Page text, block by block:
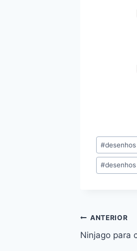
Tags
do
Post:
#desenhos
#
de
ANTERIOR
Ninjago para